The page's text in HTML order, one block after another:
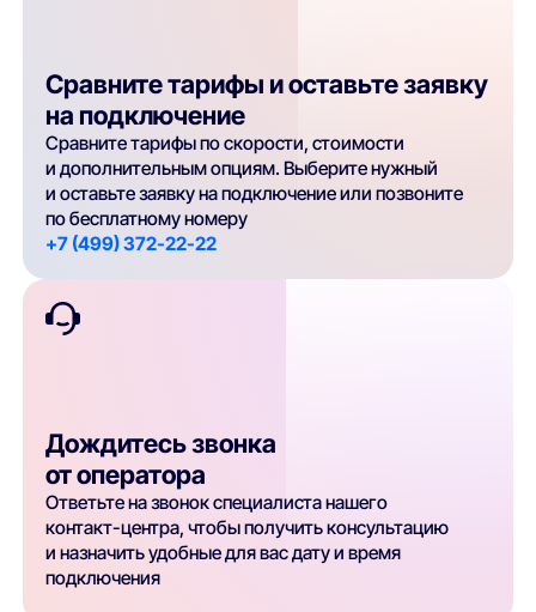
Сравните тарифы и оставьте заявку
на подключение
Сравните тарифы по скорости, стоимости
и дополнительным опциям. Выберите нужный
и оставьте заявку на подключение или позвоните
по бесплатному номеру
+7 (499) 372-22-22
Дождитесь звонка
от оператора
Ответьте на звонок специалиста нашего
контакт-центра, чтобы получить консультацию
и назначить удобные для вас дату и время
подключения